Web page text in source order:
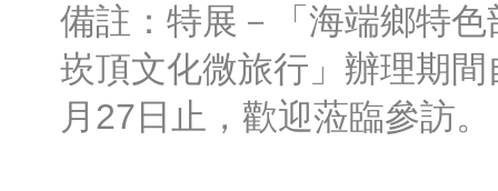
備註：特展－「海端鄉特
崁頂文化微旅行」辦理期
月27日止，歡迎蒞臨參訪。